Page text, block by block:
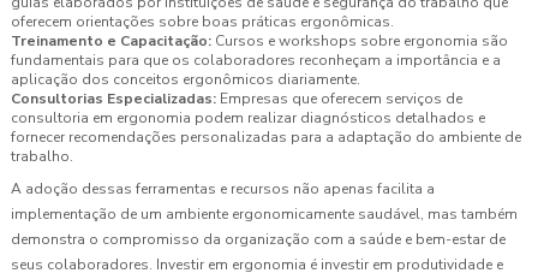
oferecem orientações sobre boas práticas ergonômicas.
Treinamento e Capacitação: Cursos e workshops sobre ergonomia são
fundamentais para que os colaboradores reconheçam a importância e a
aplicação dos conceitos ergonômicos diariamente.
Consultorias Especializadas: Empresas que oferecem serviços de
consultoria em ergonomia podem realizar diagnósticos detalhados e
fornecer recomendações personalizadas para a adaptação do ambiente de
trabalho.
A adoção dessas ferramentas e recursos não apenas facilita a
implementação de um ambiente ergonomicamente saudável, mas também
demonstra o compromisso da organização com a saúde e bem-estar de
seus colaboradores. Investir em ergonomia é investir em produtividade e